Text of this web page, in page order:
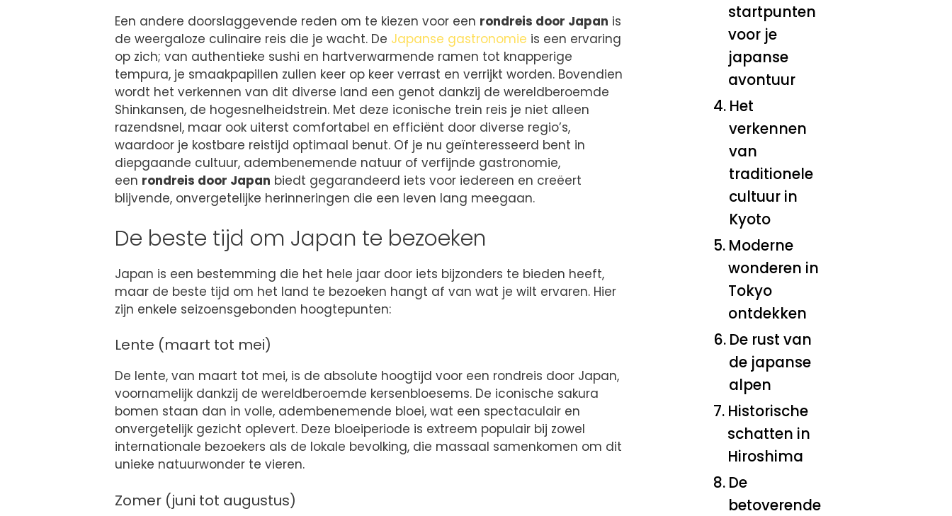
Een andere doorslaggevende reden om te kiezen voor een rondreis door Japan is
de weergaloze culinaire reis die je wacht. De Japanse gastronomie is een ervaring
op zich; van authentieke sushi en hartverwarmende ramen tot knapperige
tempura, je smaakpapillen zullen keer op keer verrast en verrijkt worden. Bovendien
wordt het verkennen van dit diverse land een genot dankzij de wereldberoemde
Shinkansen, de hogesnelheidstrein. Met deze iconische trein reis je niet alleen
razendsnel, maar ook uiterst comfortabel en efficiënt door diverse regio’s,
waardoor je kostbare reistijd optimaal benut. Of je nu geïnteresseerd bent in
diepgaande cultuur, adembenemende natuur of verfijnde gastronomie,
een rondreis door Japan biedt gegarandeerd iets voor iedereen en creëert
blijvende, onvergetelijke herinneringen die een leven lang meegaan.
De beste tijd om Japan te bezoeken
Japan is een bestemming die het hele jaar door iets bijzonders te bieden heeft,
maar de beste tijd om het land te bezoeken hangt af van wat je wilt ervaren. Hier
zijn enkele seizoensgebonden hoogtepunten:
Lente (maart tot mei)
De lente, van maart tot mei, is de absolute hoogtijd voor een rondreis door Japan,
voornamelijk dankzij de wereldberoemde kersenbloesems. De iconische sakura
bomen staan dan in volle, adembenemende bloei, wat een spectaculair en
onvergetelijk gezicht oplevert. Deze bloeiperiode is extreem populair bij zowel
internationale bezoekers als de lokale bevolking, die massaal samenkomen om dit
unieke natuurwonder te vieren.
Zomer (juni tot augustus)
startpunten
voor je
japanse
avontuur
Het
verkennen
van
traditionele
cultuur in
Kyoto
Moderne
wonderen in
Tokyo
ontdekken
De rust van
de japanse
alpen
Historische
schatten in
Hiroshima
De
betoverende